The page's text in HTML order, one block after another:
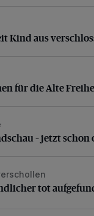
Kind aus
Kind aus
für die Alte Freiheit
für die Alte
– jetzt schon
– jetzt schon
tot
tot